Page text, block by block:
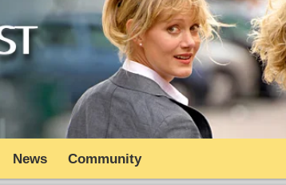
News Community